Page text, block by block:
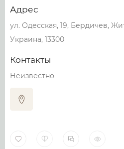
Адрес
ул. Одесская, 19, Бердичев,
Украина, 13300
Контакты
Неизвестно